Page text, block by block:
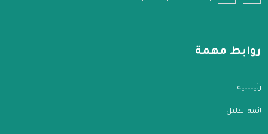
روابط مهمة
الرئيسية
قائمة الدليل